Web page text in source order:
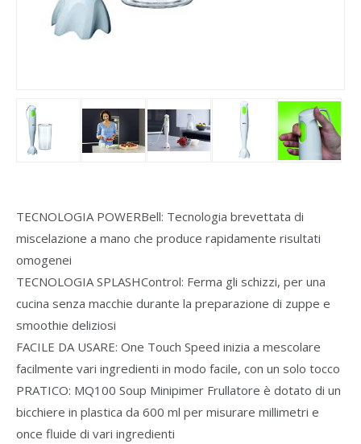
TECNOLOGIA POWERBell: Tecnologia brevettata di
miscelazione a mano che produce rapidamente risultati
omogenei
TECNOLOGIA SPLASHControl: Ferma gli schizzi, per una
cucina senza macchie durante la preparazione di zuppe e
smoothie deliziosi
FACILE DA USARE: One Touch Speed inizia a mescolare
facilmente vari ingredienti in modo facile, con un solo tocco
PRATICO: MQ100 Soup Minipimer Frullatore è dotato di un
bicchiere in plastica da 600 ml per misurare millimetri e
once fluide di vari ingredienti